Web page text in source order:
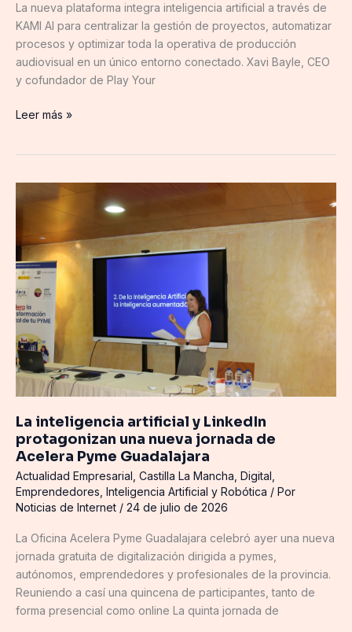
La nueva plataforma integra inteligencia artificial a través de
KAMI AI para centralizar la gestión de proyectos, automatizar
procesos y optimizar toda la operativa de producción
audiovisual en un único entorno conectado. Xavi Bayle, CEO
y cofundador de Play Your
Leer más »
La inteligencia artificial y LinkedIn
protagonizan una nueva jornada de
Acelera Pyme Guadalajara
Actualidad Empresarial Castilla La Mancha Digital
Emprendedores Inteligencia Artificial y Robótica / Por
Noticias de Internet / 24 de julio de 2026
La Oficina Acelera Pyme Guadalajara celebró ayer una nueva
jornada gratuita de digitalización dirigida a pymes,
autónomos, emprendedores y profesionales de la provincia.
Reuniendo a casí una quincena de participantes, tanto de
forma presencial como online La quinta jornada de
inteligencia
y
LinkedIn
protagonizan
una
nueva
jornada
de
Acelera
Pyme